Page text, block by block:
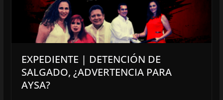
EXPEDIENTE | DETENCIÓN DE
SALGADO, ¿ADVERTENCIA PARA
AYSA?